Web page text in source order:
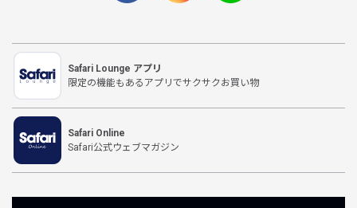
Safari Lounge アプリ
限定の機能もあるアプリでサクサクお買い物
Safari Online
Safari公式ウェブマガジン